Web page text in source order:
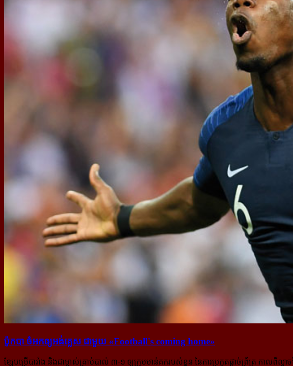
ប៉ូកបា ចំអក​ឲ្យ​អង់គ្លេស ជាមួយ «Football's coming home»
ខ្សែបម្រើបារាំង និងជាម្ចាស់គ្រាប់បាល់ ៣-១ ឲ្យក្រុមមាន់គករបស់ខ្លួន នៃការប្រកួតផ្ដាច់ព្រ័ត្រ កាលពីល្